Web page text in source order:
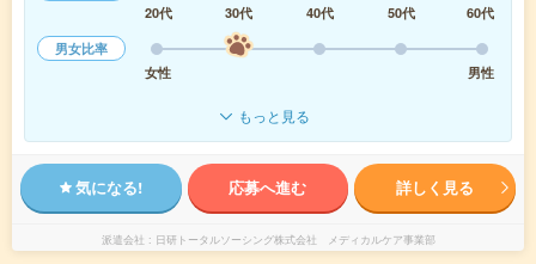
20代
30代 40代 50代
60代
男女比率
女性
男性
もっと見る
気になる! 応募へ進む 詳しく見る
派遣会社 日研トータルソーシング株式会社 メディカルケア事業部